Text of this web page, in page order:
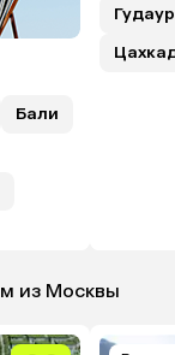
Бали
из Москвы